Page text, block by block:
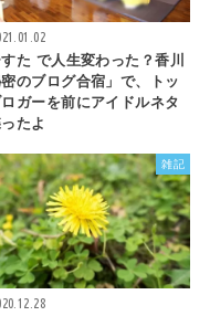
た で人生変わった？香川
密のブログ合宿」で、トッ
ガーを前にアイドルネタ
たよ
雑記